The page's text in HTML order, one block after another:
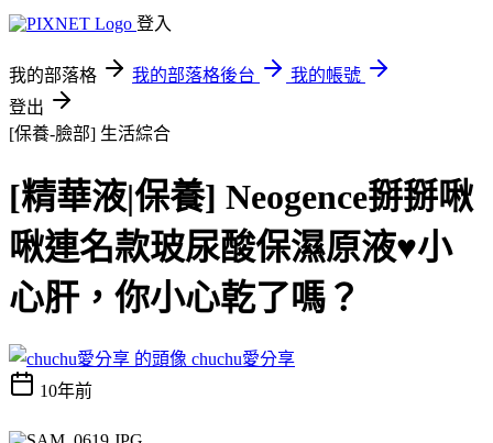
登入
我的部落格 我的部落格後台
我的帳號
登出
[保養-臉部] 生活綜合
[精華液|保養] Neogence掰掰啾
啾連名款玻尿酸保濕原液♥小
心肝，你小心乾了嗎？
chuchu愛分享
10年前